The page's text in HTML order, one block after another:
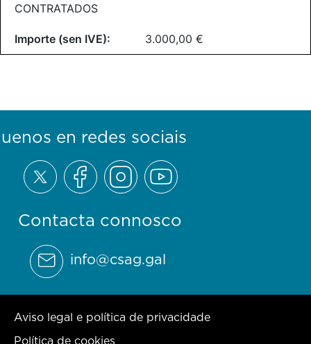
CONTRATADOS
3.000,00 €
Contacta connosco
info@csag.gal
en redes sociais
Aviso legal e política de privacidade
Política de cookies